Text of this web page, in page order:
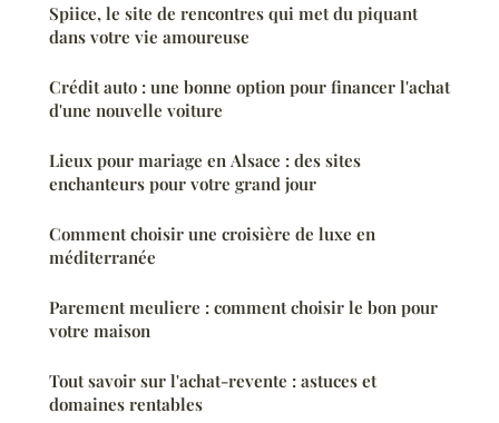
Spiice, le site de rencontres qui met du piquant
dans votre vie amoureuse
Crédit auto : une bonne option pour financer l'achat
d'une nouvelle voiture
Lieux pour mariage en Alsace : des sites
enchanteurs pour votre grand jour
Comment choisir une croisière de luxe en
méditerranée
Parement meuliere : comment choisir le bon pour
votre maison
Tout savoir sur l'achat-revente : astuces et
domaines rentables